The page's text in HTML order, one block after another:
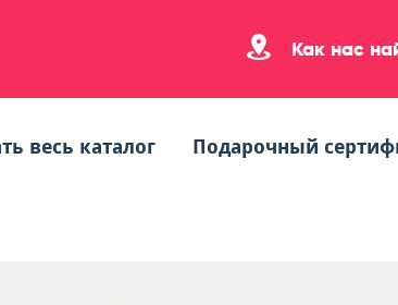
Как нас
весь каталог Подарочный